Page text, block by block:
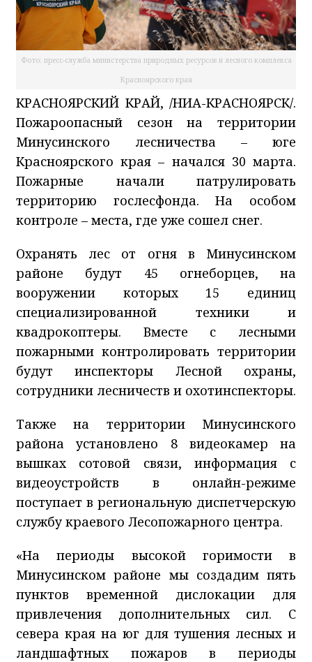
Фото: пресс-служба министерства природных ресурсов и лесного комплекса
Красноярского края
КРАСНОЯРСКИЙ КРАЙ, /НИА-КРАСНОЯРСК/.
Пожароопасный сезон на территории
Минусинского лесничества – юге
Красноярского края – начался 30 марта.
Пожарные начали патрулировать
территорию гослесфонда. На особом
контроле – места, где уже сошел снег.
Охранять лес от огня в Минусинском
районе будут 45 огнеборцев, на
вооружении которых 15 единиц
специализированной техники и
квадрокоптеры. Вместе с лесными
пожарными контролировать территории
будут инспекторы Лесной охраны,
сотрудники лесничеств и охотинспекторы.
Также на территории Минусинского
района установлено 8 видеокамер на
вышках сотовой связи, информация с
видеоустройств в онлайн-режиме
поступает в региональную диспетчерскую
службу краевого Лесопожарного центра.
«На периоды высокой горимости в
Минусинском районе мы создадим пять
пунктов временной дислокации для
привлечения дополнительных сил. С
севера края на юг для тушения лесных и
ландшафтных пожаров в периоды